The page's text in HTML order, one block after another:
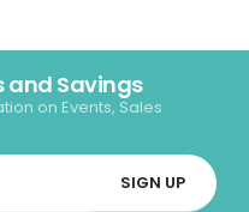
and Savings
on Events, Sales